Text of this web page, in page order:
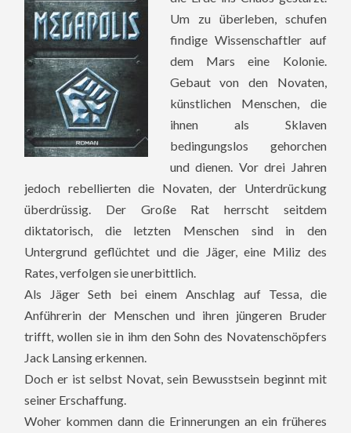
Um zu überleben, schufen
findige Wissenschaftler auf
dem Mars eine Kolonie.
Gebaut von den Novaten,
künstlichen Menschen, die
ihnen als Sklaven
bedingungslos gehorchen
und dienen. Vor drei Jahren
jedoch rebellierten die Novaten, der Unterdrückung
überdrüssig. Der Große Rat herrscht seitdem
diktatorisch, die letzten Menschen sind in den
Untergrund geflüchtet und die Jäger, eine Miliz des
Rates, verfolgen sie unerbittlich.
Als Jäger Seth bei einem Anschlag auf Tessa, die
Anführerin der Menschen und ihren jüngeren Bruder
trifft, wollen sie in ihm den Sohn des Novatenschöpfers
Jack Lansing erkennen.
Doch er ist selbst Novat, sein Bewusstsein beginnt mit
seiner Erschaffung.
Woher kommen dann die Erinnerungen an ein früheres